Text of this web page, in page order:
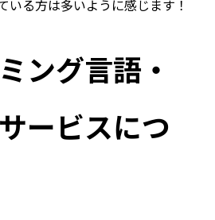
いる方は多いように感じます！
ング言語・
ービスにつ